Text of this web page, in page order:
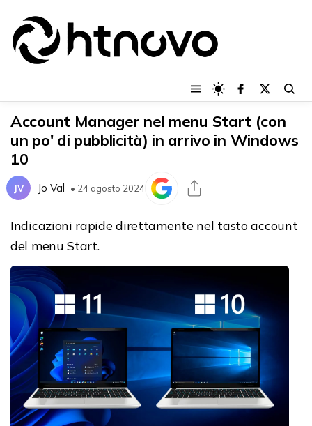
Account Manager nel menu Start (con
un po' di pubblicità) in arrivo in Windows
10
JV Jo Val • 24 agosto 2024
Indicazioni rapide direttamente nel tasto account
del menu Start.